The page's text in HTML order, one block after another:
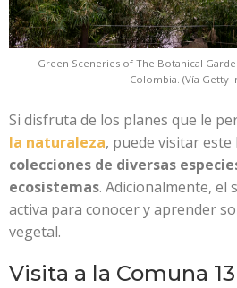
Green Sceneries of The Botanical
Colombia. (Vía Getty
Si disfruta de los planes que le
la naturaleza, puede visitar
colecciones de diversas
ecosistemas. Adicionalmente, el
activa para conocer y aprender
vegetal.
Visita a la Comuna 13